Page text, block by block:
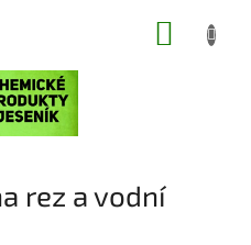
rez a vodní